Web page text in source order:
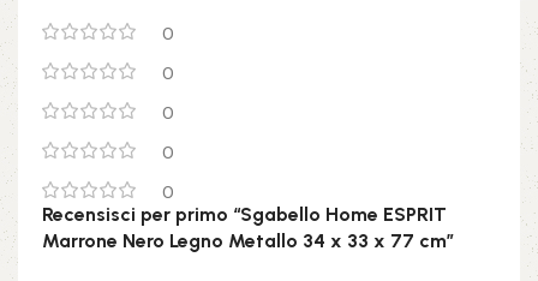
0
0
0
0
0
Recensisci per primo “Sgabello Home ESPRIT
Marrone Nero Legno Metallo 34 x 33 x 77 cm”